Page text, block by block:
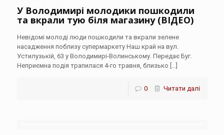
У Володимирі молодики пошкодили
та вкрали тую біля магазину (ВІДЕО)
Невідомі молоді люди пошкодили та вкрали зелене
насадження поблизу супермаркету Наш край на вул.
Устилузькій, 63 у Володимирі-Волинському. Передає Буг.
Неприємна подія трапилася 4-го травня, близько
0 Читати далі